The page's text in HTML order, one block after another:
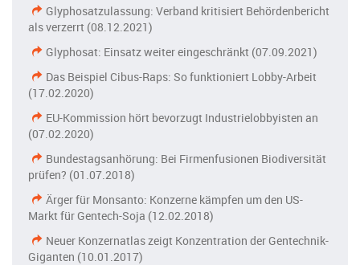
Glyphosatzulassung: Verband kritisiert Behördenbericht
als verzerrt (08.12.2021)
Glyphosat: Einsatz weiter eingeschränkt (07.09.2021)
Das Beispiel Cibus-Raps: So funktioniert Lobby-Arbeit
(17.02.2020)
EU-Kommission hört bevorzugt Industrielobbyisten an
(07.02.2020)
Bundestagsanhörung: Bei Firmenfusionen Biodiversität
prüfen? (01.07.2018)
Ärger für Monsanto: Konzerne kämpfen um den US-
Markt für Gentech-Soja (12.02.2018)
Neuer Konzernatlas zeigt Konzentration der Gentechnik-
Giganten (10.01.2017)